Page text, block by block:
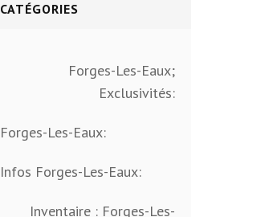
CATÉGORIES
Forges-Les-Eaux;
Exclusivités:
Forges-Les-Eaux:
Infos Forges-Les-Eaux:
Inventaire : Forges-Les-